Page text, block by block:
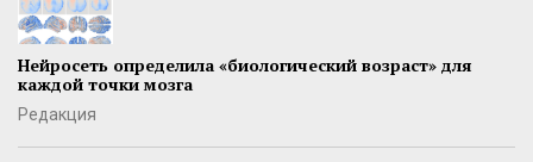
Нейросеть определила «биологический возраст» для
каждой точки мозга
Редакция